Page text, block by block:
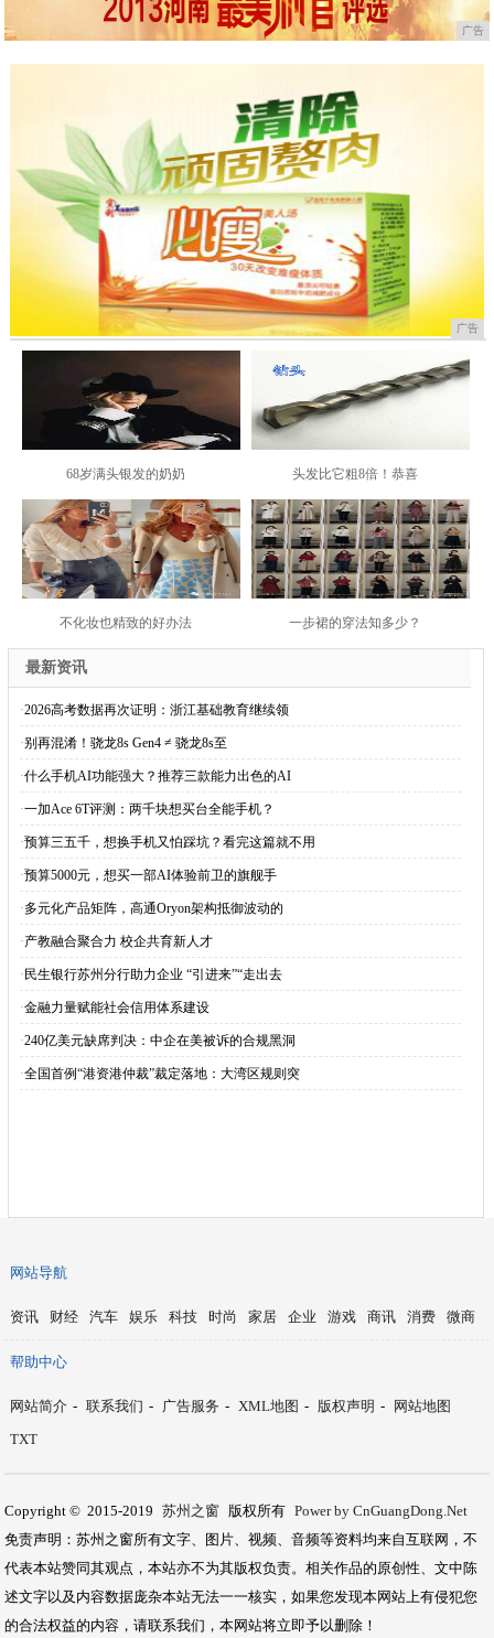
广告
广告
68岁满头银发的奶奶 头发比它粗8倍！恭喜
不化妆也精致的好办法 一步裙的穿法知多少？
最新资讯
·2026高考数据再次证明：浙江基础教育继续领
·别再混淆！骁龙8s Gen4 ≠ 骁龙8s至
·什么手机AI功能强大？推荐三款能力出色的AI
·一加Ace 6T评测：两千块想买台全能手机？
·预算三五千，想换手机又怕踩坑？看完这篇就不用
·预算5000元，想买一部AI体验前卫的旗舰手
·多元化产品矩阵，高通Oryon架构抵御波动的
·产教融合聚合力 校企共育新人才
· 民生银行苏州分行助力企业 “引进来”“走出去
·金融力量赋能社会信用体系建设
·240亿美元缺席判决：中企在美被诉的合规黑洞
·全国首例“港资港仲裁”裁定落地：大湾区规则突
网站导航
资讯 财经 汽车 娱乐 科技 时尚 家居 企业 游戏 商讯 消费 微商
帮助中心
网站简介 - 联系我们 - 广告服务 - XML地图 - 版权声明 -
网站地图
TXT
Copyright © 2015-2019 苏州之窗 版权所有 Power by CnGuangDong.Net
免责声明：苏州之窗所有文字、图片、视频、音频等资料均来自互联网，不
代表本站赞同其观点，本站亦不为其版权负责。相关作品的原创性、文中陈
述文字以及内容数据庞杂本站无法一一核实，如果您发现本网站上有侵犯您
的合法权益的内容，请联系我们，本网站将立即予以删除！